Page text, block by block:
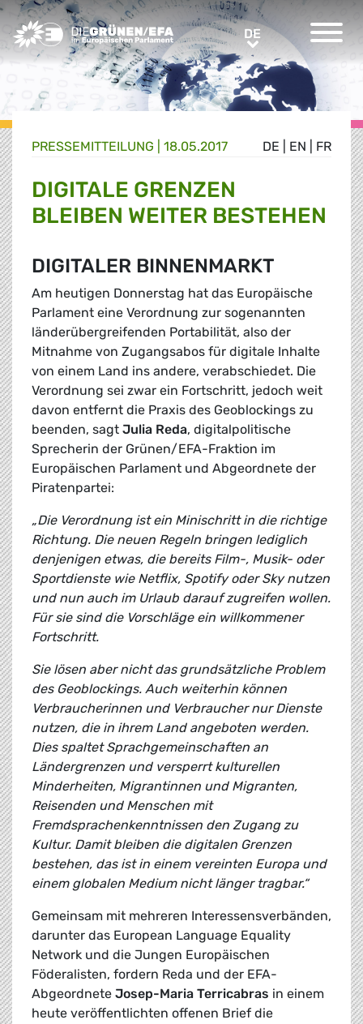
Greens/EFA Home DEDE
DE EN FR
PRESSE­MITTEILUNG 18.05.2017
DIGITALE GRENZEN
BLEIBEN WEITER BESTEHEN
DIGITALER BINNENMARKT
Am heutigen Donnerstag hat das Europäische
Parlament eine Verordnung zur sogenannten
länderübergreifenden Portabilität, also der
Mitnahme von Zugangsabos für digitale Inhalte
von einem Land ins andere, verabschiedet. Die
Verordnung sei zwar ein Fortschritt, jedoch weit
davon entfernt die Praxis des Geoblockings zu
beenden, sagt Julia Reda, digitalpolitische
Sprecherin der Grünen/EFA-Fraktion im
Europäischen Parlament und Abgeordnete der
Piratenpartei:
„Die Verordnung ist ein Minischritt in die richtige
Richtung. Die neuen Regeln bringen lediglich
denjenigen etwas, die bereits Film-, Musik- oder
Sportdienste wie Netflix, Spotify oder Sky nutzen
und nun auch im Urlaub darauf zugreifen wollen.
Für sie sind die Vorschläge ein willkommener
Fortschritt.
Sie lösen aber nicht das grundsätzliche Problem
des Geoblockings. Auch weiterhin können
Verbraucherinnen und Verbraucher nur Dienste
nutzen, die in ihrem Land angeboten werden.
Dies spaltet Sprachgemeinschaften an
Ländergrenzen und versperrt kulturellen
Minderheiten, Migrantinnen und Migranten,
Reisenden und Menschen mit
Fremdsprachenkenntnissen den Zugang zu
Kultur. Damit bleiben die digitalen Grenzen
bestehen, das ist in einem vereinten Europa und
einem globalen Medium nicht länger tragbar.“
Gemeinsam mit mehreren Interessensverbänden,
darunter das European Language Equality
Network und die Jungen Europäischen
Föderalisten, fordern Reda und der EFA-
Abgeordnete Josep-Maria Terricabras in einem
heute veröffentlichten offenen Brief die